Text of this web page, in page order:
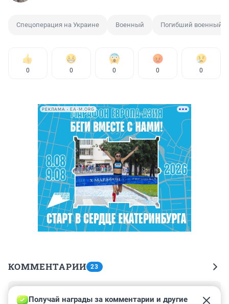
Спецоперация на Украине Военный Погибший военный
0 0 0 0 0
РЕКЛАМА • EA-M.ORG
КОММЕНТАРИИ 23
12 августа 2022, 18:53
Получай награды за комментарии и другие